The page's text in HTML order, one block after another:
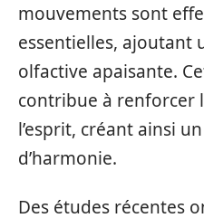
mouvements sont
essentielles, ajoutant
olfactive apaisante.
contribue à renforcer
l’esprit, créant ainsi
d’harmonie.
Des études récentes